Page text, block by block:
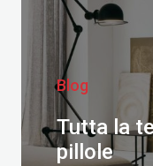
Blog
Tutta la
pillole